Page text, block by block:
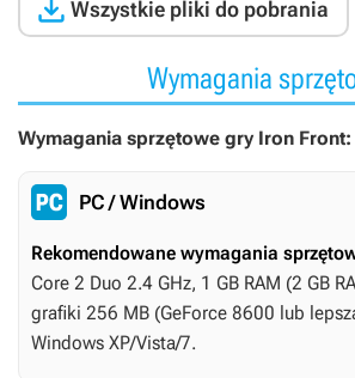
 Wszystkie pliki do pobrania
Wymagania
Wymagania sprzętowe gry Iron
PC / Windows
Rekomendowane wymagania
Core 2 Duo 2.4 GHz, 1 GB RAM (2 GB
grafiki 256 MB (GeForce 8600 lub
Windows XP/Vista/7.